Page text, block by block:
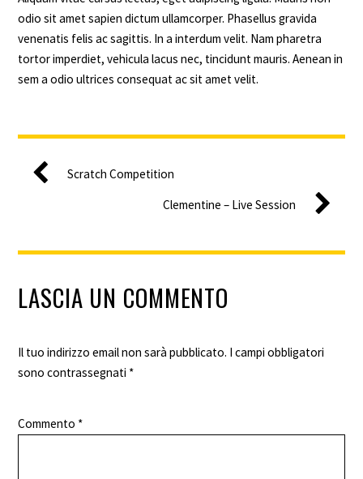
odio sit amet sapien dictum ullamcorper. Phasellus gravida
venenatis felis ac sagittis. In a interdum velit. Nam pharetra
tortor imperdiet, vehicula lacus nec, tincidunt mauris. Aenean in
sem a odio ultrices consequat ac sit amet velit.
Scratch Competition
Clementine – Live Session
LASCIA UN COMMENTO
Il tuo indirizzo email non sarà pubblicato. I campi obbligatori
sono contrassegnati *
Commento *